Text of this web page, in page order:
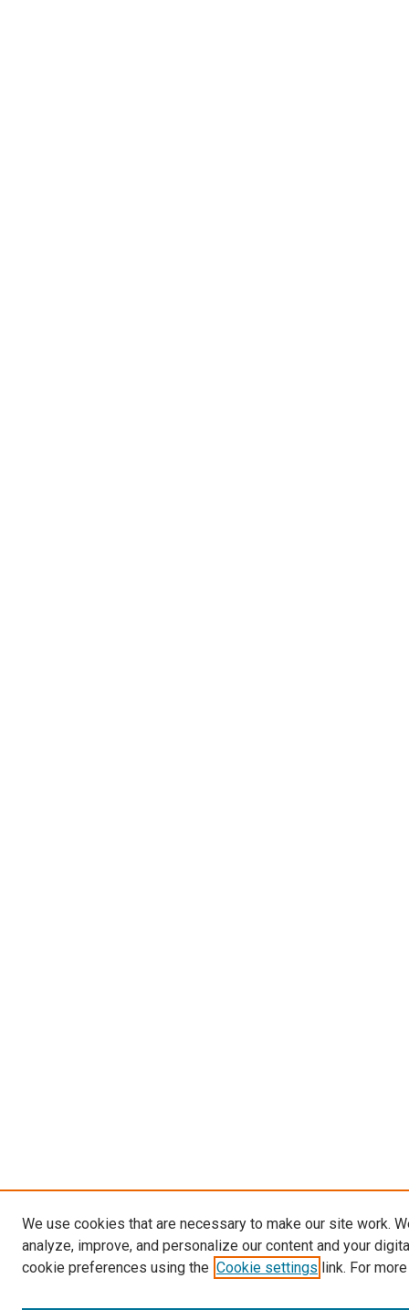
We use cookies that are necessary to make our site work.
analyze, improve, and personalize our content and your
cookie preferences using the Cookie settings link. For